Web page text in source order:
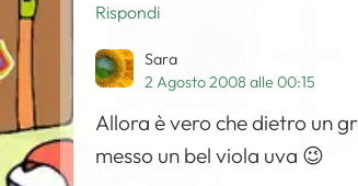
Rispondi
Sara
2 Agosto 2008 alle 00:15
Allora è vero che dietro un
messo un bel viola uva 😉